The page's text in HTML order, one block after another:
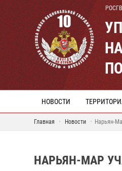
НОВОСТИ
Главная Новости Нарьян-
НАРЬЯН-МАР